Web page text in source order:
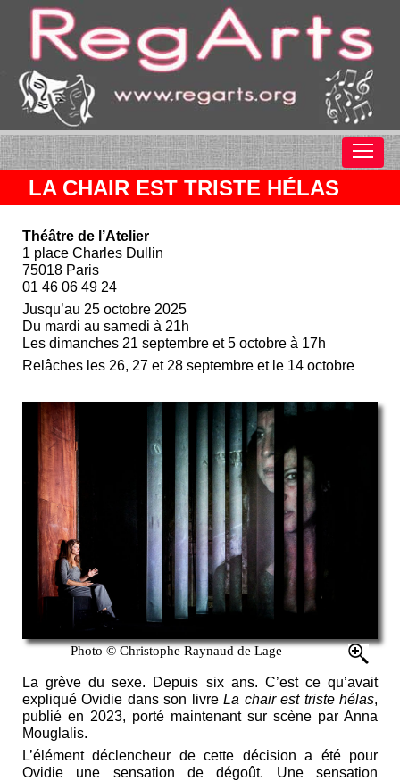
LA CHAIR EST TRISTE HÉLAS
Théâtre de l’Atelier
1 place Charles Dullin
75018 Paris
01 46 06 49 24
Jusqu’au 25 octobre 2025
Du mardi au samedi à 21h
Les dimanches 21 septembre et 5 octobre à 17h
Relâches les 26, 27 et 28 septembre et le 14 octobre
Photo © Christophe Raynaud de Lage
La grève du sexe. Depuis six ans. C’est ce qu’avait
expliqué Ovidie dans son livreLa chair est triste hélas,
publié en 2023, porté maintenant sur scène par Anna
Mouglalis.
L’élément déclencheur de cette décision a été pour
Ovidie une sensation de dégoût. Une sensation